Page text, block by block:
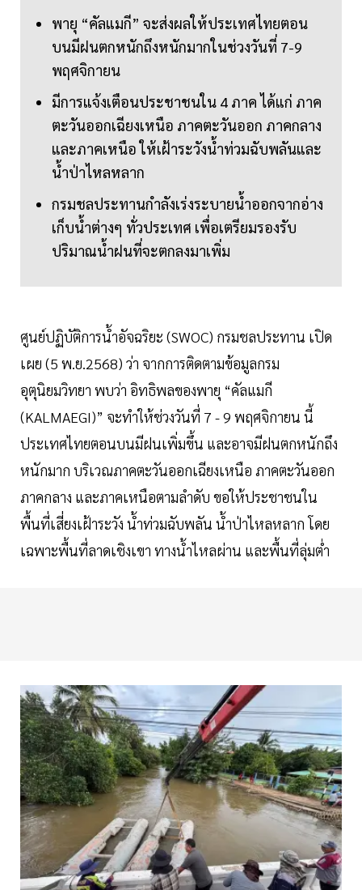
พายุ “คัลแมกี” จะส่งผลให้ประเทศไทยตอน
บนมีฝนตกหนักถึงหนักมากในช่วงวันที่ 7-9
พฤศจิกายน
มีการแจ้งเตือนประชาชนใน 4 ภาค ได้แก่ ภาค
ตะวันออกเฉียงเหนือ ภาคตะวันออก ภาคกลาง
และภาคเหนือ ให้เฝ้าระวังน้ำท่วมฉับพลันและ
น้ำป่าไหลหลาก
กรมชลประทานกำลังเร่งระบายน้ำออกจากอ่าง
เก็บน้ำต่างๆ ทั่วประเทศ เพื่อเตรียมรองรับ
ปริมาณน้ำฝนที่จะตกลงมาเพิ่ม
ศูนย์ปฏิบัติการน้ำอัจฉริยะ (SWOC) กรมชลประทาน เปิด
เผย (5 พ.ย.2568) ว่า จากการติดตามข้อมูลกรม
อุตุนิยมวิทยา พบว่า อิทธิพลของพายุ “คัลแมกี
(KALMAEGI)” จะทำให้ช่วงวันที่ 7 - 9 พฤศจิกายน นี้
ประเทศไทยตอนบนมีฝนเพิ่มขึ้น และอาจมีฝนตกหนักถึง
หนักมาก บริเวณภาคตะวันออกเฉียงเหนือ ภาคตะวันออก
ภาคกลาง และภาคเหนือตามลำดับ ขอให้ประชาชนใน
พื้นที่เสี่ยงเฝ้าระวัง น้ำท่วมฉับพลัน น้ำป่าไหลหลาก โดย
เฉพาะพื้นที่ลาดเชิงเขา ทางน้ำไหลผ่าน และพื้นที่ลุ่มต่ำ